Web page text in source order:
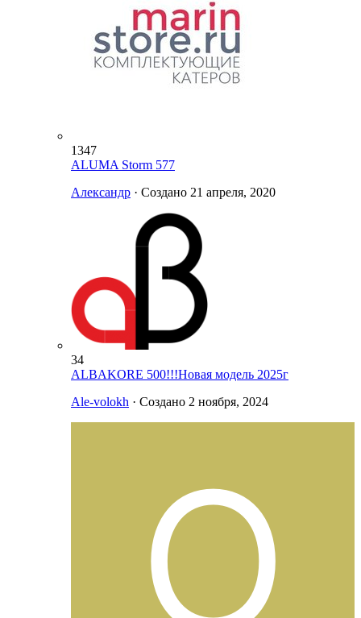
1347
ALUMA Storm 577
Александр · Создано 21 апреля, 2020
34
ALBAKORE 500!!!Новая модель 2025г
Ale-volokh · Создано 2 ноября, 2024